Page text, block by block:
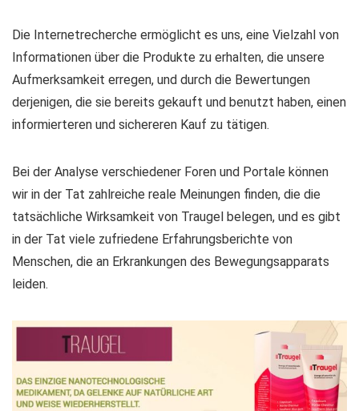
Die Internetrecherche ermöglicht es uns, eine Vielzahl von
Informationen über die Produkte zu erhalten, die unsere
Aufmerksamkeit erregen, und durch die Bewertungen
derjenigen, die sie bereits gekauft und benutzt haben, einen
informierteren und sichereren Kauf zu tätigen.
Bei der Analyse verschiedener Foren und Portale können
wir in der Tat zahlreiche reale Meinungen finden, die die
tatsächliche Wirksamkeit von Traugel belegen, und es gibt
in der Tat viele zufriedene Erfahrungsberichte von
Menschen, die an Erkrankungen des Bewegungsapparats
leiden.